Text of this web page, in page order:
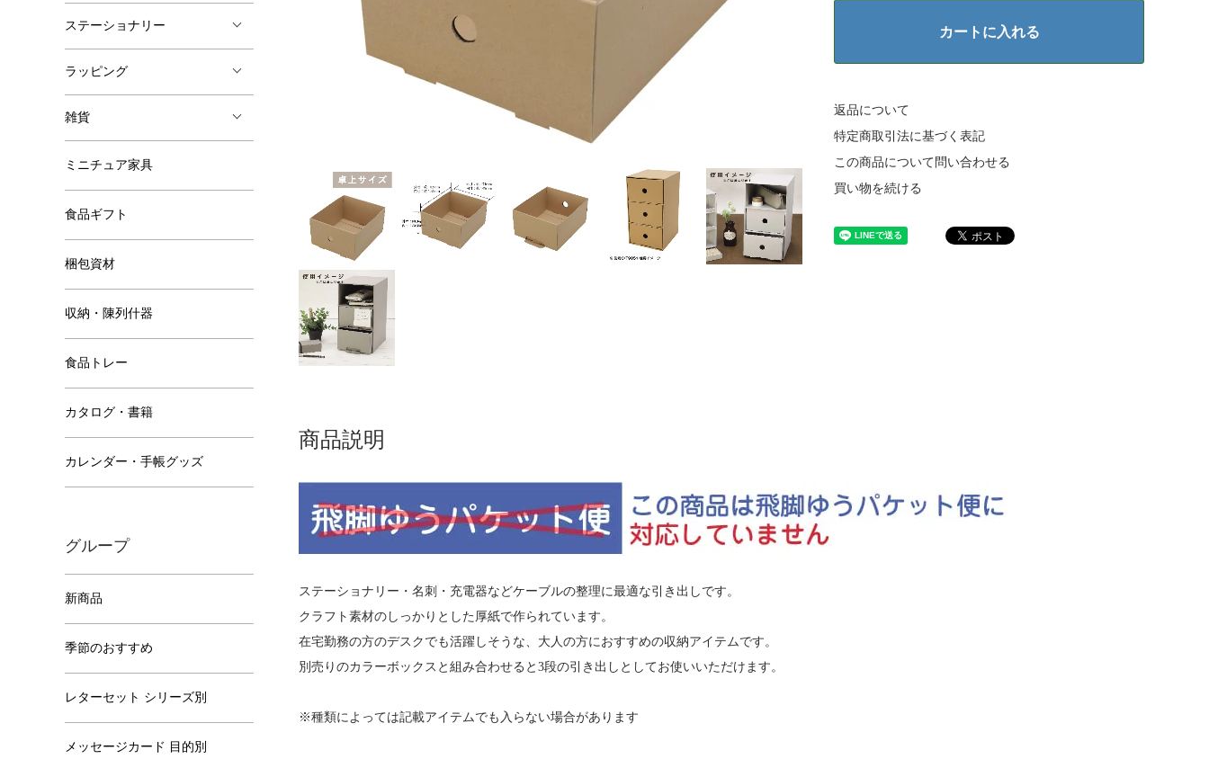
カートに入れる
返品について
特定商取引法に基づく表記
この商品について問い合わせる
買い物を続ける
商品説明
ステーショナリー・名刺・充電器などケーブルの整理に最適な引き出しです。
クラフト素材のしっかりとした厚紙で作られています。
在宅勤務の方のデスクでも活躍しそうな、大人の方におすすめの収納アイテムです。
別売りのカラーボックスと組み合わせると3段の引き出しとしてお使いいただけます。
※種類によっては記載アイテムでも入らない場合があります
ステーショナリー
ラッピング
雑貨
ミニチュア家具
食品ギフト
梱包資材
収納・陳列什器
食品トレー
カタログ・書籍
カレンダー・手帳グッズ
グループ
新商品
季節のおすすめ
レターセット シリーズ別
メッセージカード 目的別